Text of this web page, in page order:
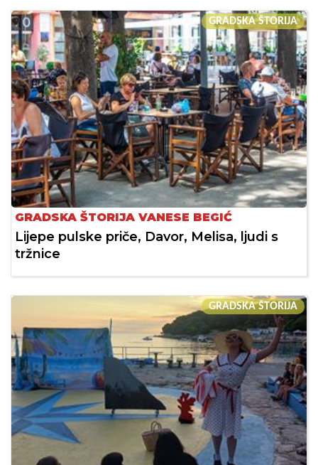
GRADSKA ŠTORIJA
GRADSKA ŠTORIJA VANESE BEGIĆ
Lijepe pulske priče, Davor, Melisa, ljudi s
tržnice
GRADSKA ŠTORIJA